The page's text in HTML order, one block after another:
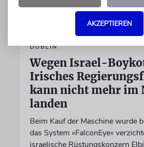
DUBLIN
Wegen Israel-
Irisches
kann nicht mehr im
landen
Beim Kauf der Maschine wurde
das System »FalconEye«
israelische Rüstungskonzern
AKZEPTIEREN